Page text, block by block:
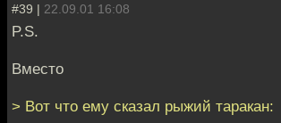
#39 | 22.09.01 16:08
P.S.
Вместо
> Вот что ему сказал рыжий таракан: